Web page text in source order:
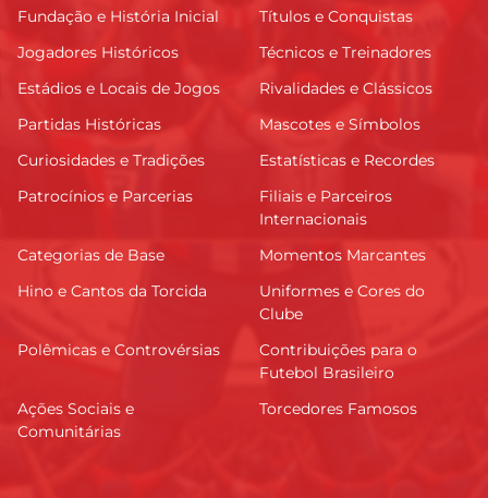
Fundação e História Inicial
Títulos e Conquistas
Jogadores Históricos
Técnicos e Treinadores
Estádios e Locais de Jogos
Rivalidades e Clássicos
Partidas Históricas
Mascotes e Símbolos
Curiosidades e Tradições
Estatísticas e Recordes
Patrocínios e Parcerias
Filiais e Parceiros
Internacionais
Categorias de Base
Momentos Marcantes
Hino e Cantos da Torcida
Uniformes e Cores do
Clube
Polêmicas e Controvérsias
Contribuições para o
Futebol Brasileiro
Ações Sociais e
Comunitárias
Torcedores Famosos